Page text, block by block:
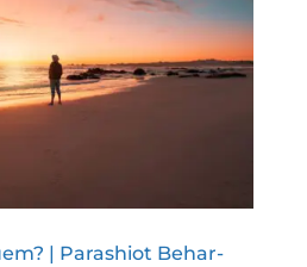
| Parashiot Behar-